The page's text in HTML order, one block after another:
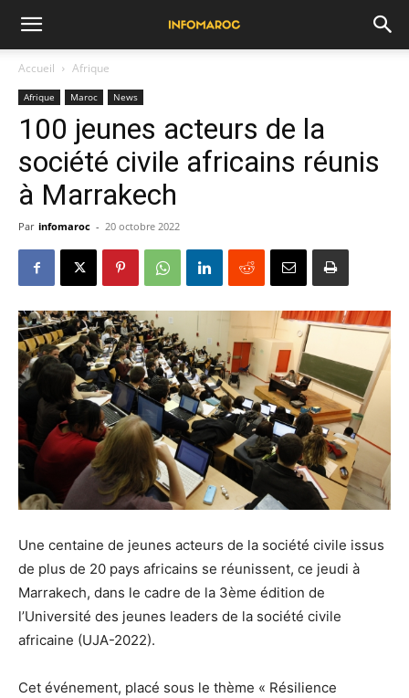
Accueil Afrique
Afrique Maroc News
100 jeunes acteurs de la
société civile africains réunis
à Marrakech
Par infomaroc - 20 octobre 2022
Une centaine de jeunes acteurs de la société civile issus
de plus de 20 pays africains se réunissent, ce jeudi à
Marrakech, dans le cadre de la 3ème édition de
l’Université des jeunes leaders de la société civile
africaine (UJA-2022).
Cet événement, placé sous le thème « Résilience